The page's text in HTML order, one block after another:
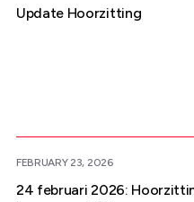
Update Hoorzitting
FEBRUARY 23, 2026
24 februari 2026: